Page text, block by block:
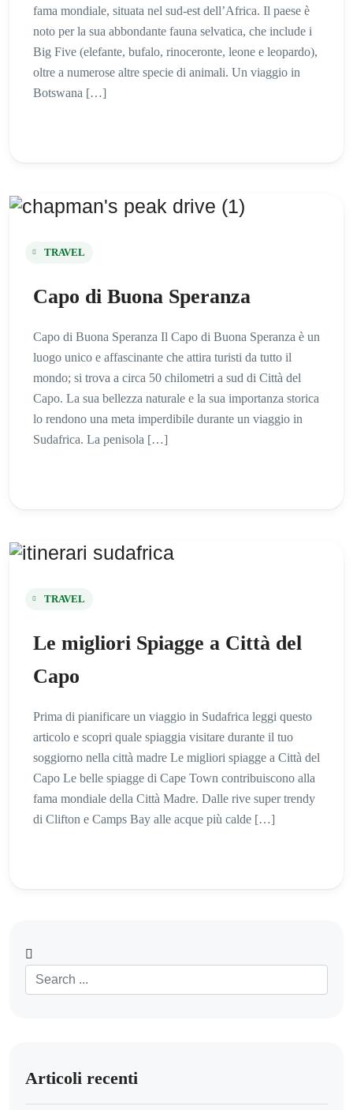
fama mondiale, situata nel sud-est dell’Africa. Il paese è
noto per la sua abbondante fauna selvatica, che include i
Big Five (elefante, bufalo, rinoceronte, leone e leopardo),
oltre a numerose altre specie di animali. Un viaggio in
Botswana […]
TRAVEL
Capo di Buona Speranza
Capo di Buona Speranza Il Capo di Buona Speranza è un
luogo unico e affascinante che attira turisti da tutto il
mondo; si trova a circa 50 chilometri a sud di Città del
Capo. La sua bellezza naturale e la sua importanza storica
lo rendono una meta imperdibile durante un viaggio in
Sudafrica. La penisola […]
TRAVEL
Le migliori Spiagge a Città del
Capo
Prima di pianificare un viaggio in Sudafrica leggi questo
articolo e scopri quale spiaggia visitare durante il tuo
soggiorno nella città madre Le migliori spiagge a Città del
Capo Le belle spiagge di Cape Town contribuiscono alla
fama mondiale della Città Madre. Dalle rive super trendy
di Clifton e Camps Bay alle acque più calde […]
Articoli recenti